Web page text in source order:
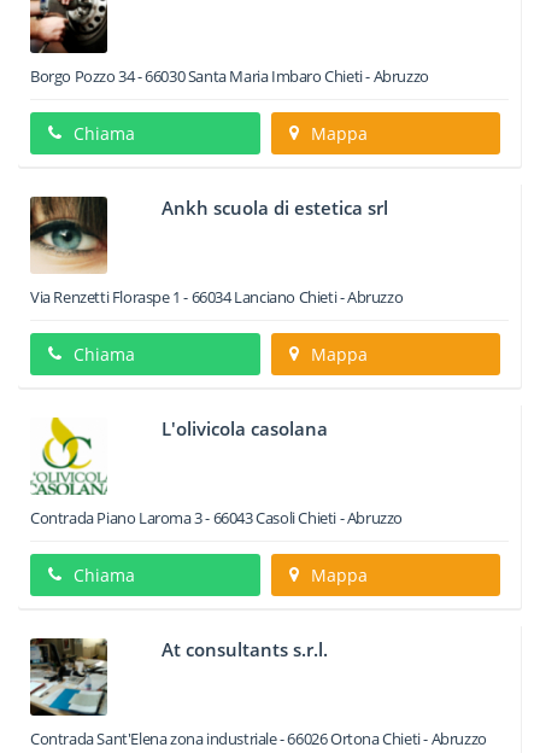
Borgo Pozzo 34-66030Santa Maria ImbaroChieti -Abruzzo
Chiama Mappa
Ankh scuola di estetica srl
Via Renzetti Floraspe 1 -66034Lanciano Chieti -Abruzzo
Chiama Mappa
L'olivicola casolana
Contrada Piano Laroma 3-66043CasoliChieti -Abruzzo
Chiama Mappa
At consultants s.r.l.
Contrada Sant'Elena zona industriale-66026OrtonaChieti -Abruzzo